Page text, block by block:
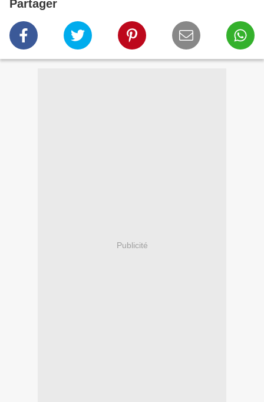
Partager
Publicité